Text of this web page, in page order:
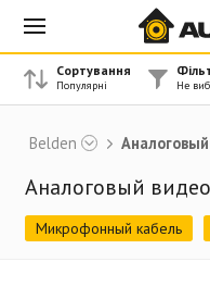
Belden
Аналоговый
Микрофонный кабель
Сортування